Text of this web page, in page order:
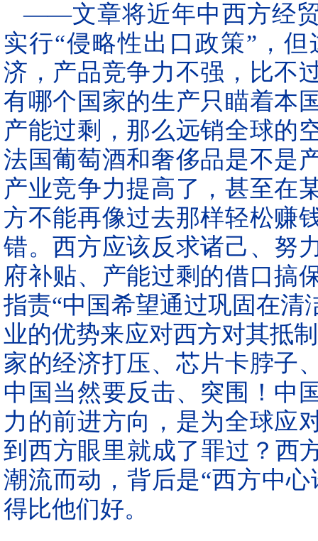
——文章将近年中西方经
实行“侵略性出口政策”，
济，产品竞争力不强，比不
有哪个国家的生产只瞄着本
产能过剩，那么远销全球的
法国葡萄酒和奢侈品是不是
产业竞争力提高了，甚至在
方不能再像过去那样轻松赚
错。西方应该反求诸己、努
府补贴、产能过剩的借口搞
指责“中国希望通过巩固在
业的优势来应对西方对其抵
家的经济打压、芯片卡脖子
中国当然要反击、突围！中
力的前进方向，是为全球应
到西方眼里就成了罪过？西
潮流而动，背后是“西方中
得比他们好。